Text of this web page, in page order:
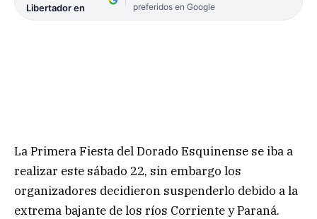
Libertador en
preferidos en Google
La Primera Fiesta del Dorado Esquinense se iba a
realizar este sábado 22, sin embargo los
organizadores decidieron suspenderlo debido a la
extrema bajante de los ríos Corriente y Paraná.